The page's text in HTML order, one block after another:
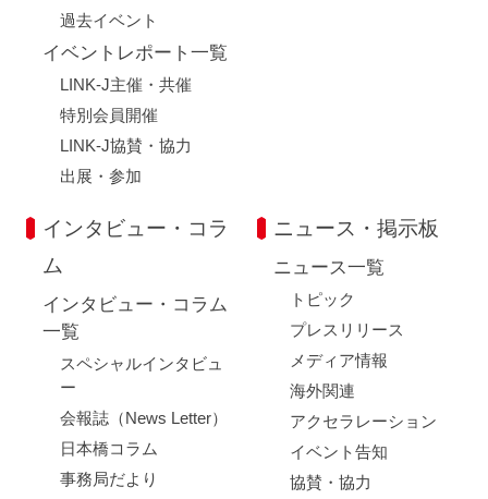
過去イベント
イベントレポート一覧
LINK-J主催・共催
特別会員開催
LINK-J協賛・協力
出展・参加
インタビュー・コラ
ム
インタビュー・コラム
一覧
スペシャルインタビュ
ー
会報誌（News Letter）
日本橋コラム
事務局だより
ニュース・掲示板
ニュース一覧
トピック
プレスリリース
メディア情報
海外関連
アクセラレーション
イベント告知
協賛・協力